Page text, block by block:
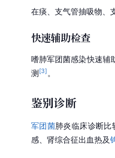
在痰、支气管抽吸物、
快速辅助检查
嗜肺军团菌感染快速辅
测[3] 。
鉴别诊断
军团菌肺炎临床诊断比
感、肾综合征出血热及